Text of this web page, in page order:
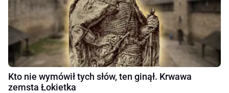
Kto nie wymówił tych słów, ten ginął. Krwawa
zemsta Łokietka